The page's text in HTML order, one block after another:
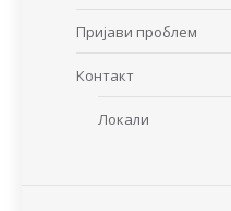
Пријави проблем
Контакт
Локали